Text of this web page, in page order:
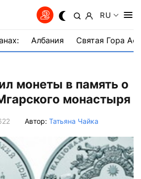
RU
Албания Святая Гора
монеты в память о
монастыря
Автор: Татьяна Чайка